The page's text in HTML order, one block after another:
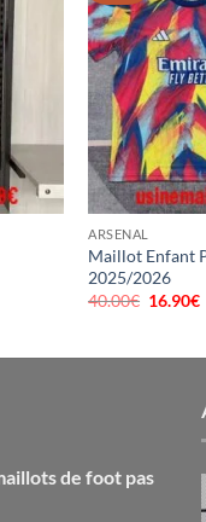
ARSENAL
Maillot Enfant
2025/2026
40.00€ Le
16.90€
de foot pas